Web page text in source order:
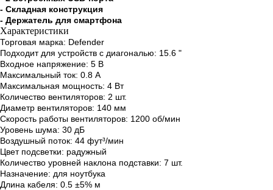
- Складная конструкция
- Держатель для смартфона
Характеристики
Торговая марка: Defender
Подходит для устройств с диагональю: 15.6 "
Входное напряжение: 5 В
Максимальный ток: 0.8 А
Максимальная мощность: 4 Вт
Количество вентиляторов: 2 шт.
Диаметр вентиляторов: 140 мм
Скорость работы вентиляторов: 1200 об/мин
Уровень шума: 30 дБ
Воздушный поток: 44 фут³/мин
Цвет подсветки: радужный
Количество уровней наклона подставки: 7 шт.
Назначение: для ноутбука
Длина кабеля: 0.5 ±5% м